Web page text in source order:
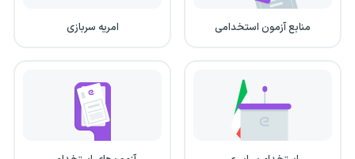
منابع آزمون استخدامی امریه سربازی